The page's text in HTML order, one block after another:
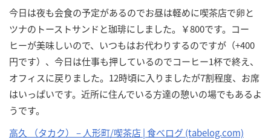
今日は夜も会食の予定があるのでお昼は軽めに喫茶店で卵と
ツナのトーストサンドと珈琲にしました。￥800です。コー
ヒーが美味しいので、いつもはお代わりするのですが（+400
円です）、今日は仕事も押しているのでコーヒー1杯で終え、
オフィスに戻りました。12時頃に入りましたが7割程度、お席
はいっぱいです。近所に住んでいる方達の憩いの場でもあるよ
うです。
高久 （タカク） – 人形町/喫茶店 | 食べログ (tabelog.com)